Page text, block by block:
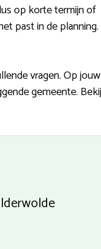
op korte termijn of
past in de planning.
vragen. Op jouw
gemeente.